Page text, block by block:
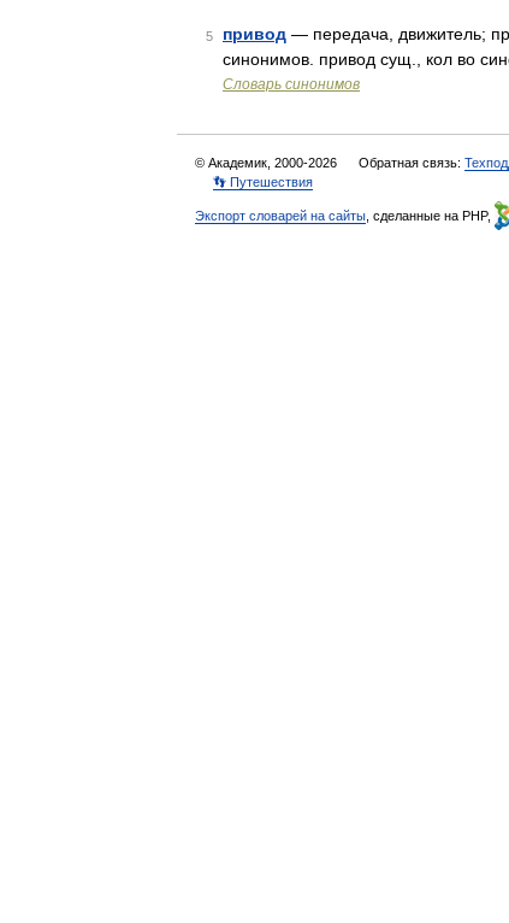
5 привод — передача, движитель;
синонимов. привод сущ., кол во
Словарь синонимов
© Академик, 2000-2026 Обратная связь:
👣 Путешествия
Экспорт словарей на сайты , сделанные на PHP,